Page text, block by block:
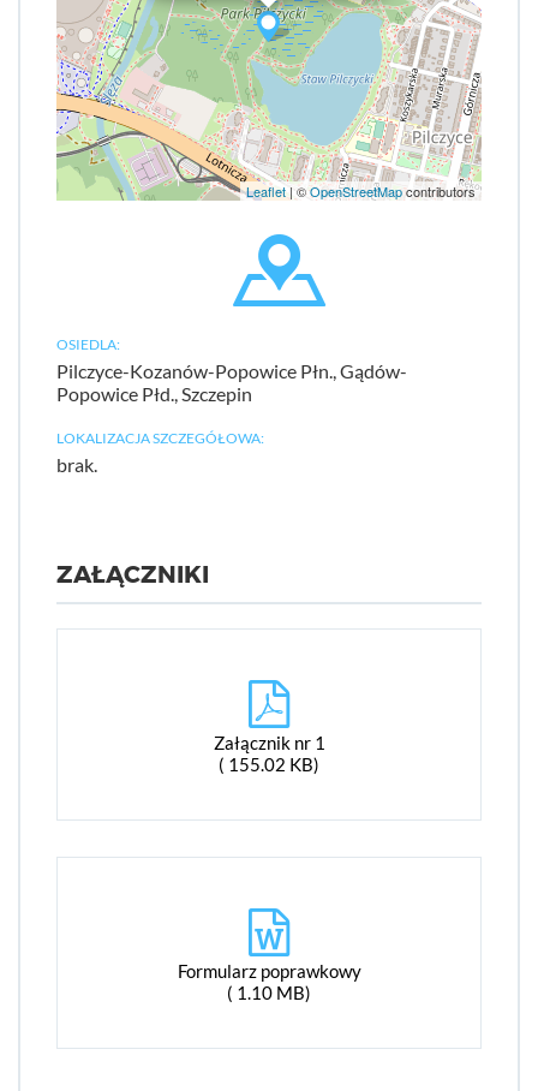
Leaflet| ©OpenStreetMapcontributors
OSIEDLA:
Pilczyce-Kozanów-Popowice Płn., Gądów-
Popowice Płd., Szczepin
LOKALIZACJA SZCZEGÓŁOWA:
brak.
ZAŁĄCZNIKI
Załącznik nr 1
( 155.02 KB)
Formularz poprawkowy
( 1.10 MB)